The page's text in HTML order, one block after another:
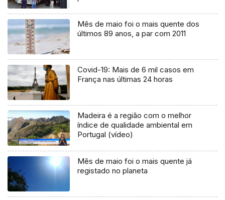
Mês de maio foi o mais quente dos
últimos 89 anos, a par com 2011
Covid-19: Mais de 6 mil casos em
França nas últimas 24 horas
Madeira é a região com o melhor
índice de qualidade ambiental em
Portugal (vídeo)
Mês de maio foi o mais quente já
registado no planeta